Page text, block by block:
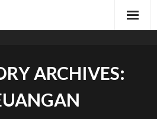
ARCHIVES: